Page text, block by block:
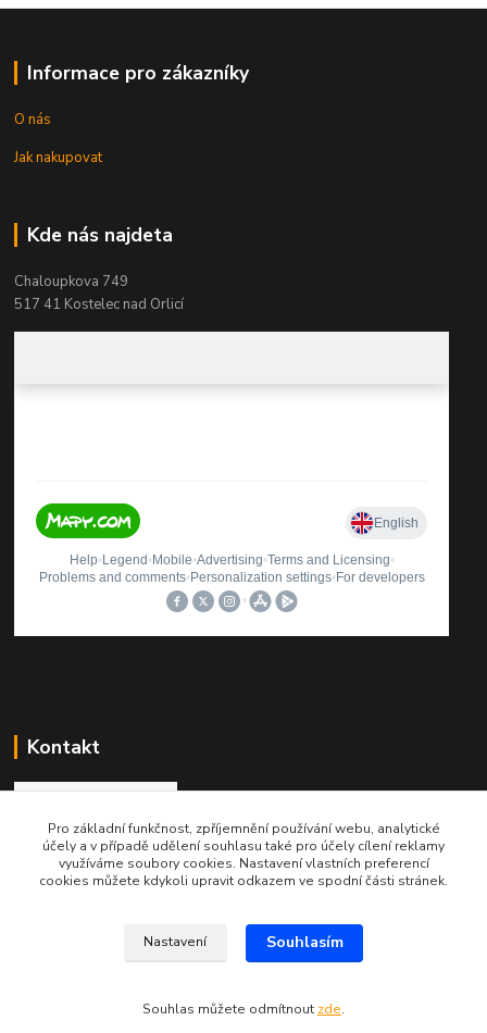
Informace pro zákazníky
O nás
Jak nakupovat
Kde nás najdeta
Chaloupkova 749
517 41 Kostelec nad Orlicí
Kontakt
Roman Brož
+420 737 174 021
Pro základní funkčnost, zpříjemnění používání webu, analytické
účely a v případě udělení souhlasu také pro účely cílení reklamy
využíváme soubory cookies. Nastavení vlastních preferencí
cookies můžete kdykoli upravit odkazem ve spodní části stránek.
Nastavení Souhlasím
Souhlas můžete odmítnout zde.